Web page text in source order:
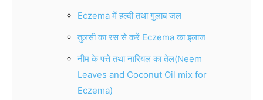
Eczema में हल्दी तथा गुलाब जल
तुलसी का रस से करें Eczema का इलाज
नीम के पत्ते तथा नारियल का तेल(Neem
Leaves and Coconut Oil mix for
Eczema)